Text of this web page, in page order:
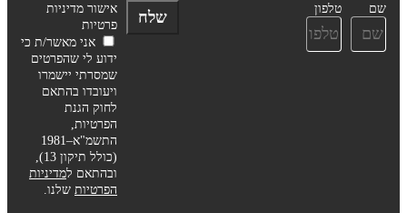
שם טלפון
אישור מדיניות
פרטיות
אני מאשר/ת כי
ידוע לי שהפרטים
שמסרתי יישמרו
ויעובדו בהתאם
לחוק הגנת
הפרטיות,
התשמ"א–1981
(כולל תיקון 13),
ובהתאם למדיניות
הפרטיות שלנו.
שלח